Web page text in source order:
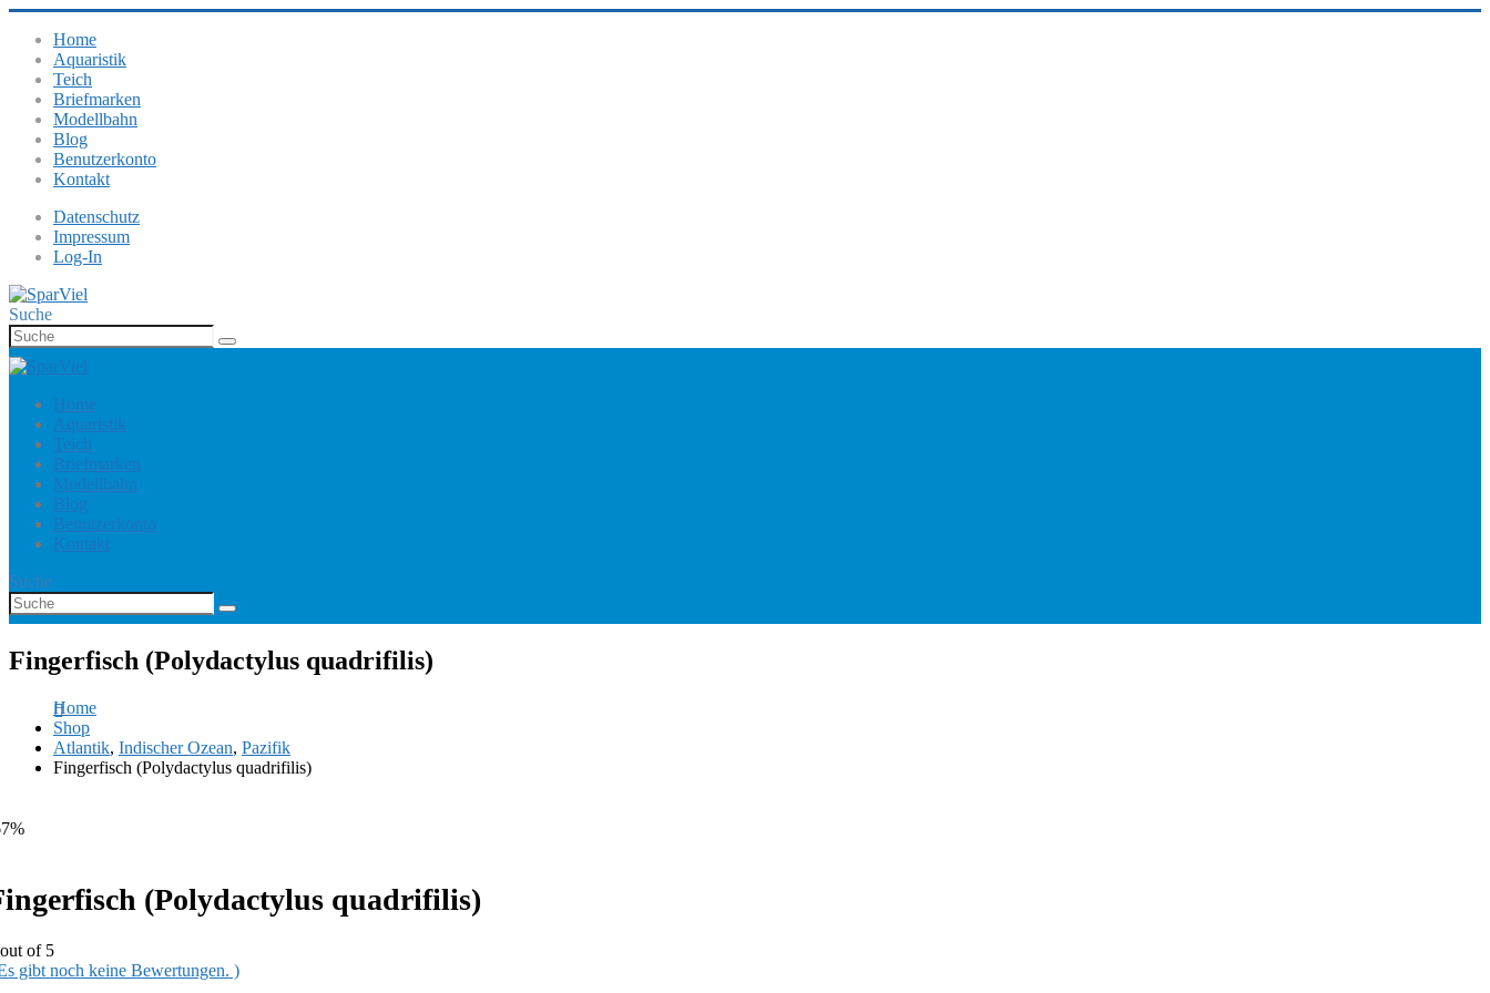
Home
Aquaristik
Teich
Briefmarken
Modellbahn
Blog
Benutzerkonto
Kontakt
Datenschutz
Impressum
Log-In
Suche
Home
Aquaristik
Teich
Briefmarken
Modellbahn
Blog
Benutzerkonto
Kontakt
Suche
Fingerfisch (Polydactylus quadrifilis)
Home
Shop
Atlantik, Indischer Ozean, Pazifik
Fingerfisch (Polydactylus quadrifilis)
(Polydactylus quadrifilis)
of 5
gibt noch keine Bewertungen. )